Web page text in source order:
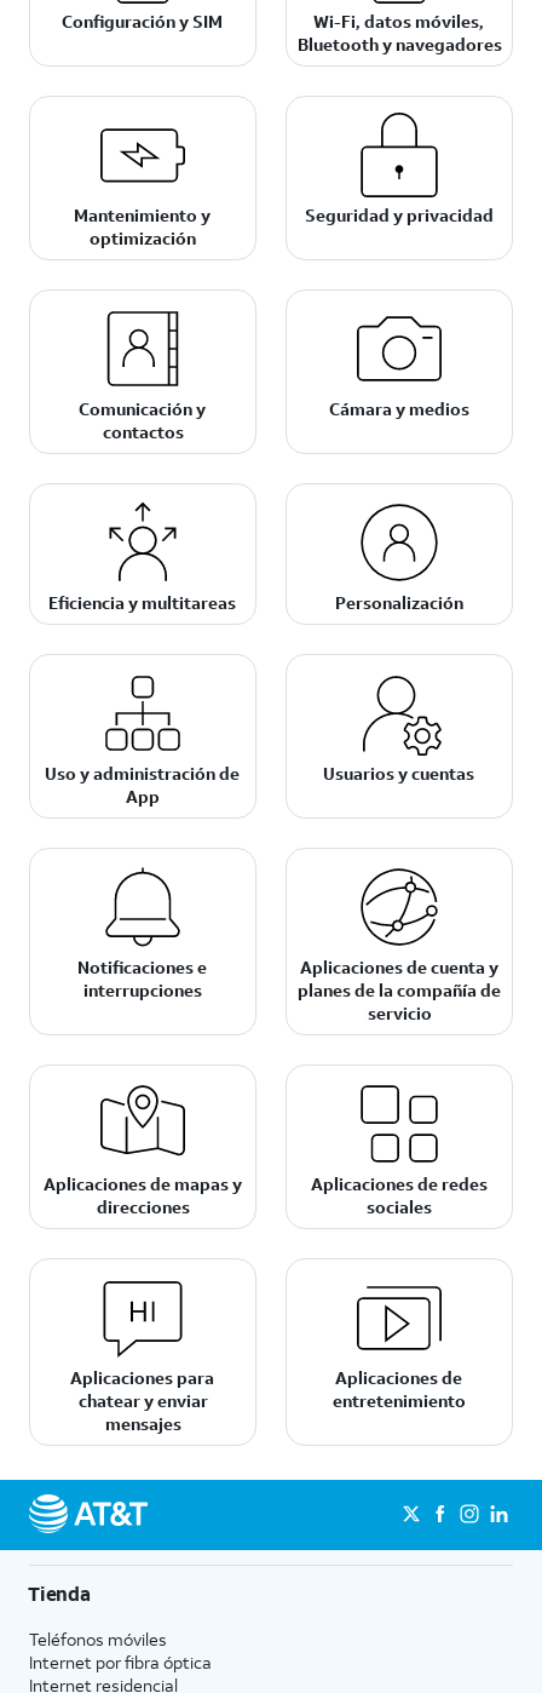
Configuración y SIM
Wi-Fi, datos móviles,
Bluetooth y navegadores
Mantenimiento y
optimización
Seguridad y privacidad
Comunicación y
contactos
Cámara y medios
Eficiencia y multitareas Personalización
Uso y administración de
App
Usuarios y cuentas
Notificaciones e
interrupciones
Aplicaciones de cuenta y
planes de la compañía de
servicio
Aplicaciones de mapas y
direcciones
Aplicaciones de redes
sociales
Aplicaciones para
chatear y enviar
mensajes
Aplicaciones de
entretenimiento
Tienda
Teléfonos móviles
Internet por fibra óptica
Internet residencial